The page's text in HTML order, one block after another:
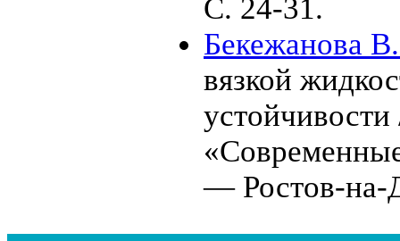
С. 24-31.
Бекежанова
вязкой
— Ростов-